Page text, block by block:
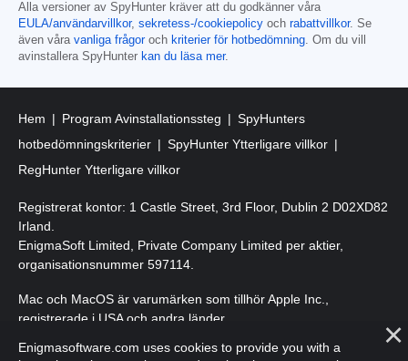
Alla versioner av SpyHunter kräver att du godkänner våra
EULA/användarvillkor, sekretess-/cookiepolicy och rabattvillkor. Se
även våra vanliga frågoroch kriterier för hotbedömning. Om du vill
avinstallera SpyHunter kan du läsa mer.
Hem Program Avinstallationssteg
SpyHunters
hotbedömningskriterier
SpyHunter Ytterligare villkor
RegHunter Ytterligare villkor
Registrerat kontor: 1 Castle Street, 3rd Floor, Dublin 2 D02XD82
Irland.
EnigmaSoft Limited, Private Company Limited per aktier,
organisationsnummer 597114.
Mac och MacOS är varumärken som tillhör Apple Inc.,
registrerade i USA och andra länder.
Upphovsrätt 2016-2026. EnigmaSoft Ltd. Med ensamrätt.
Enigmasoftware.com uses cookies to provide you with a